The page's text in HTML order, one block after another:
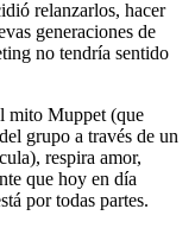
relanzarlos, hacer
generaciones de
no tendría sentido
mito Muppet (que
grupo a través de un
respira amor,
que hoy en día
por todas partes.